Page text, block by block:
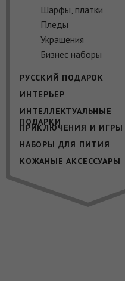
Шарфы, платки
Пледы
Украшения
Бизнес наборы
РУССКИЙ ПОДАРОК
ИНТЕРЬЕР
ИНТЕЛЛЕКТУАЛЬНЫЕ
ПОДАРКИ
ПРИКЛЮЧЕНИЯ И ИГРЫ
НАБОРЫ ДЛЯ ПИТИЯ
КОЖАНЫЕ АКСЕССУАРЫ